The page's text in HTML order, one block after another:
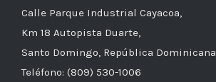
Calle Parque Industrial Cayacoa,
Km 18 Autopista Duarte,
Santo Domingo, República Dominicana
Teléfono: (809) 530-1006